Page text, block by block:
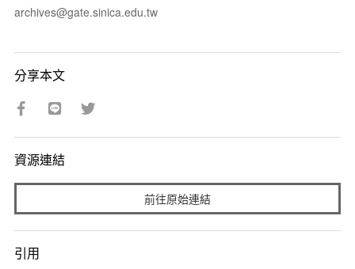
archives@gate.sinica.edu.tw
分享本文
資源連結
前往原始連結
引用